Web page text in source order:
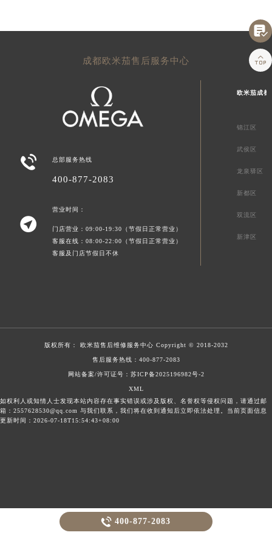
成都欧米茄售后服务中心
 总部服务热线
400-877-2083

营业时间：
门店营业：09:00-19:30（节假日正常营业）
客服在线：08:00-22:00（节假日正常营业）
客服及门店节假日不休
欧米茄成
锦江区
武侯区
龙泉驿区
新都区
双流区
新津区
版权所有： 欧米茄售后维修服务中心 Copyright © 2018-2032
售后服务热线： 400-877-2083
网站备案/许可证号：苏ICP备2025196982号-2
XML
如权利人或知情人士发现本站内容存在事实错误或涉及版权、名誉权等侵权问题，请通过邮
箱：2557628530@qq.com 与我们联系，我们将在收到通知后立即依法处理。当前页面信息
更新时间：2026-07-18T15:54:43+08:00
 400-877-2083

